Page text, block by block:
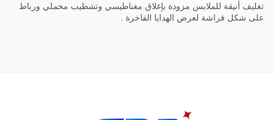
تغليف أنيقة للملابس مزودة بإغلاق مغناطيسي وتشطيب مخملي ورباط
على شكل فراشة لعرض الهدايا الفاخرة .